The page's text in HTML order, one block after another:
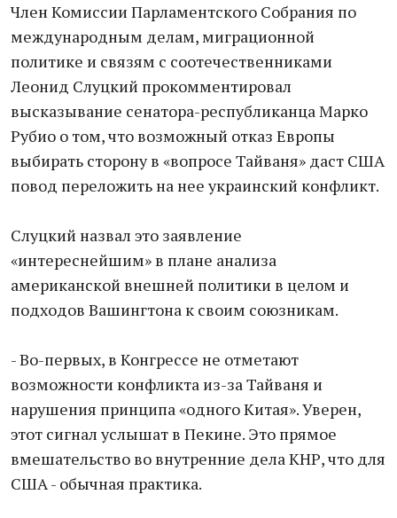
Член Комиссии Парламентского Собрания по
международным делам, миграционной
политике и связям с соотечественниками
Леонид Слуцкий прокомментировал
высказывание сенатора-республиканца Марко
Рубио о том, что возможный отказ Европы
выбирать сторону в «вопросе Тайваня» даст США
повод переложить на нее украинский конфликт.
Слуцкий назвал это заявление
«интереснейшим» в плане анализа
американской внешней политики в целом и
подходов Вашингтона к своим союзникам.
- Во-первых, в Конгрессе не отметают
возможности конфликта из-за Тайваня и
нарушения принципа «одного Китая». Уверен,
этот сигнал услышат в Пекине. Это прямое
вмешательство во внутренние дела КНР, что для
США - обычная практика.